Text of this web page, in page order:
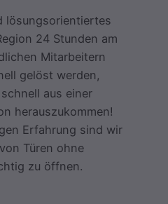
lösungsorientiertes
24 Stunden am
Mitarbeitern
gelöst werden,
aus einer
herauszukommen!
Erfahrung sind wir
Türen ohne
zu öffnen.